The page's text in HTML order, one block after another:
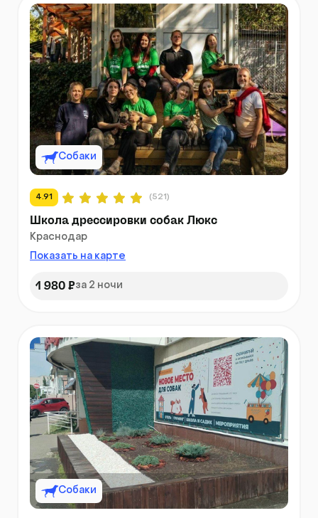
Собаки
4.91 (521)
Школа дрессировки собак Люкс
Краснодар
Показать на карте
1 980 ₽за 2 ночи
Собаки